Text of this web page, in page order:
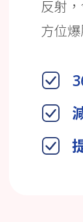
反射
方位